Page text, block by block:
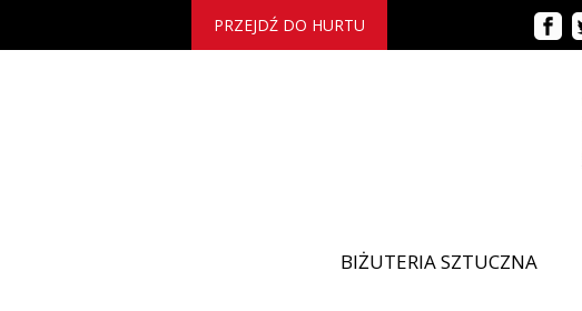
PRZEJDŹ DO HURTU
BIŻUTERIA SZTUCZNA